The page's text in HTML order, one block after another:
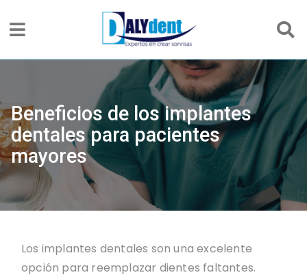
Beneficios de los implantes
dentales para pacientes
mayores
Los implantes dentales son una excelente
opción para reemplazar dientes faltantes.